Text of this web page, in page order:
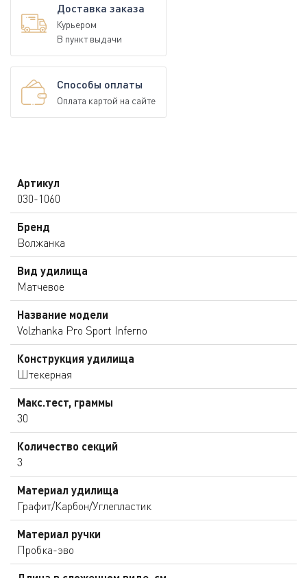
Доставка заказа
Курьером
В пункт выдачи
Способы оплаты
Оплата картой на сайте
Артикул
030-1060
Бренд
Волжанка
Вид удилища
Матчевое
Название модели
Volzhanka Pro Sport Inferno
Конструкция удилища
Штекерная
Макс.тест, граммы
30
Количество секций
3
Материал удилища
Графит/Карбон/Углепластик
Материал ручки
Пробка-эво